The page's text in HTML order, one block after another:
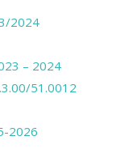
2024
– 2024
51.0012
2026